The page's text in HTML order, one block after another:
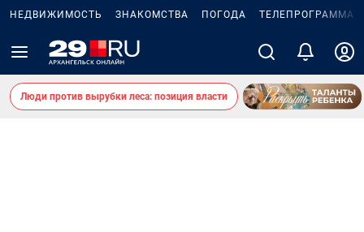
НЕДВИЖИМОСТЬ ЗНАКОМСТВА ПОГОДА ТЕЛЕПРОГРАММА
Люди против вырубки леса: позиция власти